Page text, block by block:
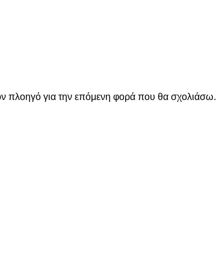
πλοηγό για την επόμενη φορά που θα σχολιάσω.